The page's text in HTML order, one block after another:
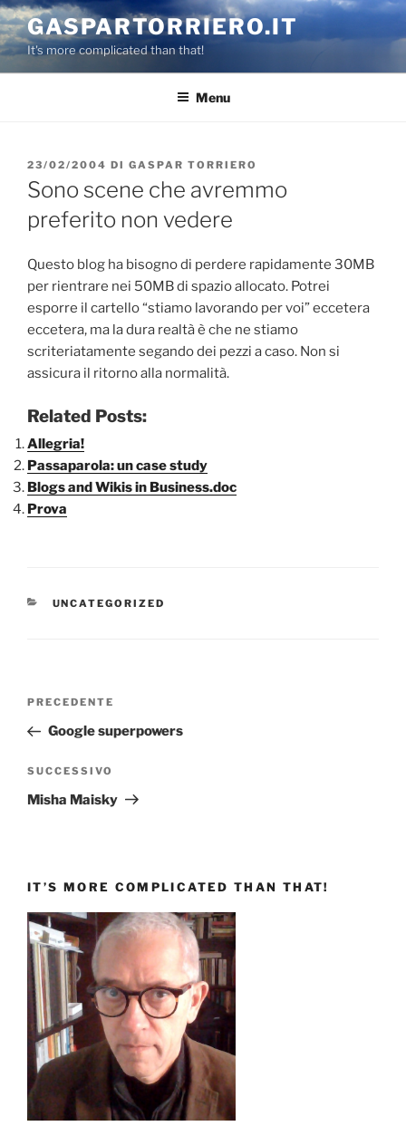
Salta
al
contenuto
GASPARTORRIERO.IT
It's more complicated than that!
Menu
PUBBLICATO
IL
23/02/2004 DI GASPAR TORRIERO
Sono scene che avremmo
preferito non vedere
Questo blog ha bisogno di perdere rapidamente 30MB
per rientrare nei 50MB di spazio allocato. Potrei
esporre il cartello “stiamo lavorando per voi” eccetera
eccetera, ma la dura realtà è che ne stiamo
scriteriatamente segando dei pezzi a caso. Non si
assicura il ritorno alla normalità.
Related Posts:
Allegria!
Passaparola: un case study
Blogs and Wikis in Business.doc
Prova
CATEGORIE
UNCATEGORIZED
Navigazione
Articolo
precedente:
PRECEDENTE
Google superpowers
Articolo
successivo
SUCCESSIVO
Misha Maisky
IT’S MORE COMPLICATED THAN THAT!